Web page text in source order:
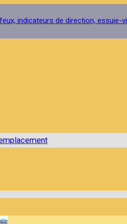
indicateurs de direction, essuie-